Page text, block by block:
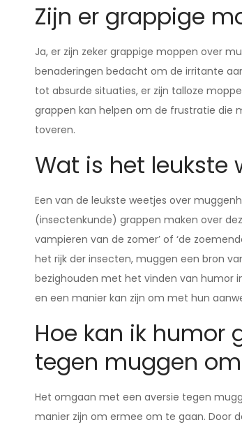
Zijn er grappige
Ja, er zijn zeker grappige moppen over
benaderingen bedacht om de irritante
tot absurde situaties, er zijn talloze
grappen kan helpen om de frustratie die
toveren.
Wat is het leukste
Een van de leukste weetjes over
(insectenkunde) grappen maken over
vampieren van de zomer’ of ‘de
het rijk der insecten, muggen een bron
bezighouden met het vinden van humor
en een manier kan zijn om met hun
Hoe kan ik humor
tegen muggen
Het omgaan met een aversie tegen
manier zijn om ermee om te gaan. Door